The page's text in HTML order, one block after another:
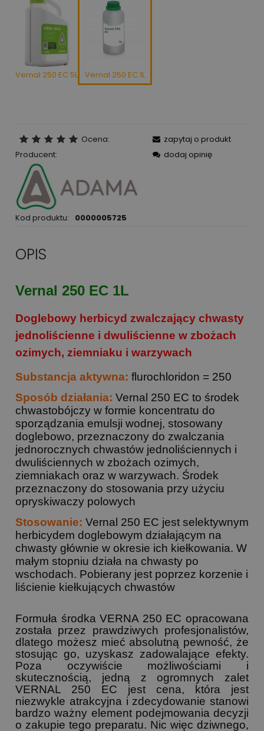
Vernal 250 EC 5L Vernal 250 EC 1L
Ocena:
Producent:
Kod produktu: 0000005725
zapytaj o produkt
dodaj opinię
OPIS
Vernal 250 EC 1L
Doglebowy herbicyd zwalczający chwasty
jednoliścienne i dwuliścienne w zbożach
ozimych, ziemniaku i warzywach
Substancja aktywna: flurochloridon = 250
Sposób działania: Vernal 250 EC to środek
chwastobójczy w formie koncentratu do
sporządzania emulsji wodnej, stosowany
doglebowo, przeznaczony do zwalczania
jednorocznych chwastów jednoliściennych i
dwuliściennych w zbożach ozimych,
ziemniakach oraz w warzywach. Środek
przeznaczony do stosowania przy użyciu
opryskiwaczy polowych
Stosowanie: Vernal 250 EC jest selektywnym
herbicydem doglebowym działającym na
chwasty głównie w okresie ich kiełkowania. W
małym stopniu działa na chwasty po
wschodach. Pobierany jest poprzez korzenie i
liścienie kiełkujących chwastów
Formuła środka VERNA 250 EC opracowana
została przez prawdziwych profesjonalistów,
dlatego możesz mieć absolutną pewność, że
stosując go, uzyskasz zadowalające efekty.
Poza oczywiście możliwościami i
skutecznością, jedną z ogromnych zalet
VERNAL 250 EC jest cena, która jest
niezwykle atrakcyjna i zdecydowanie stanowi
bardzo ważny element podejmowania decyzji
o zakupie tego preparatu. Nic więc dziwnego,